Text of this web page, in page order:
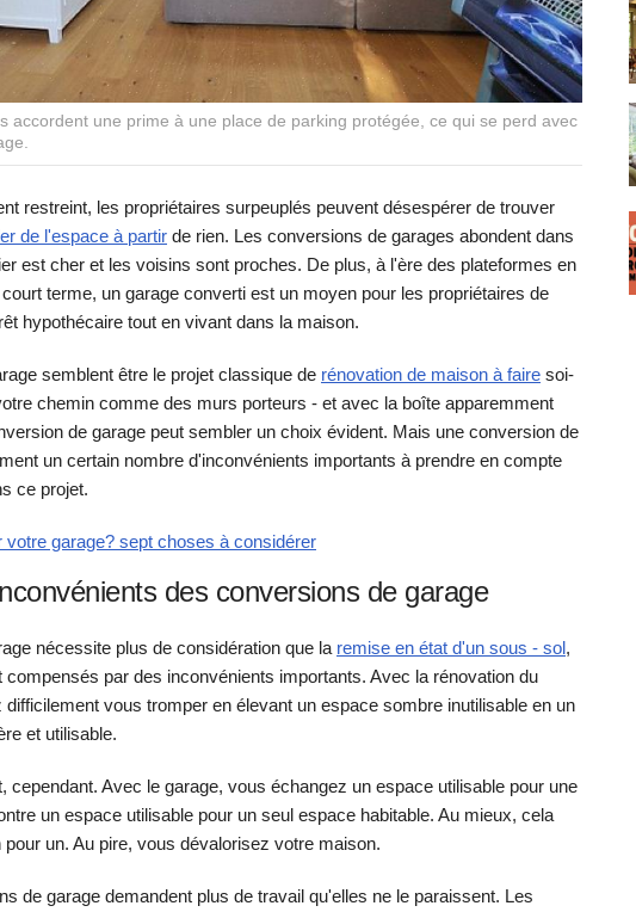
accordent une prime à une place de parking protégée, ce qui se perd avec
restreint, les propriétaires surpeuplés peuvent désespérer de trouver
de l'espace à partir de rien. Les conversions de garages abondent dans
est cher et les voisins sont proches. De plus, à l'ère des plateformes en
terme, un garage converti est un moyen pour les propriétaires de
hypothécaire tout en vivant dans la maison.
semblent être le projet classique de rénovation de maison à faire soi-
chemin comme des murs porteurs - et avec la boîte apparemment
de garage peut sembler un choix évident. Mais une conversion de
un certain nombre d'inconvénients importants à prendre en compte
ce projet.
garage? sept choses à considérer
des conversions de garage
nécessite plus de considération que la remise en état d'un sous - sol,
par des inconvénients importants. Avec la rénovation du
vous tromper en élevant un espace sombre inutilisable en un
et utilisable.
cependant. Avec le garage, vous échangez un espace utilisable pour une
un espace utilisable pour un seul espace habitable. Au mieux, cela
un. Au pire, vous dévalorisez votre maison.
de garage demandent plus de travail qu'elles ne le paraissent. Les